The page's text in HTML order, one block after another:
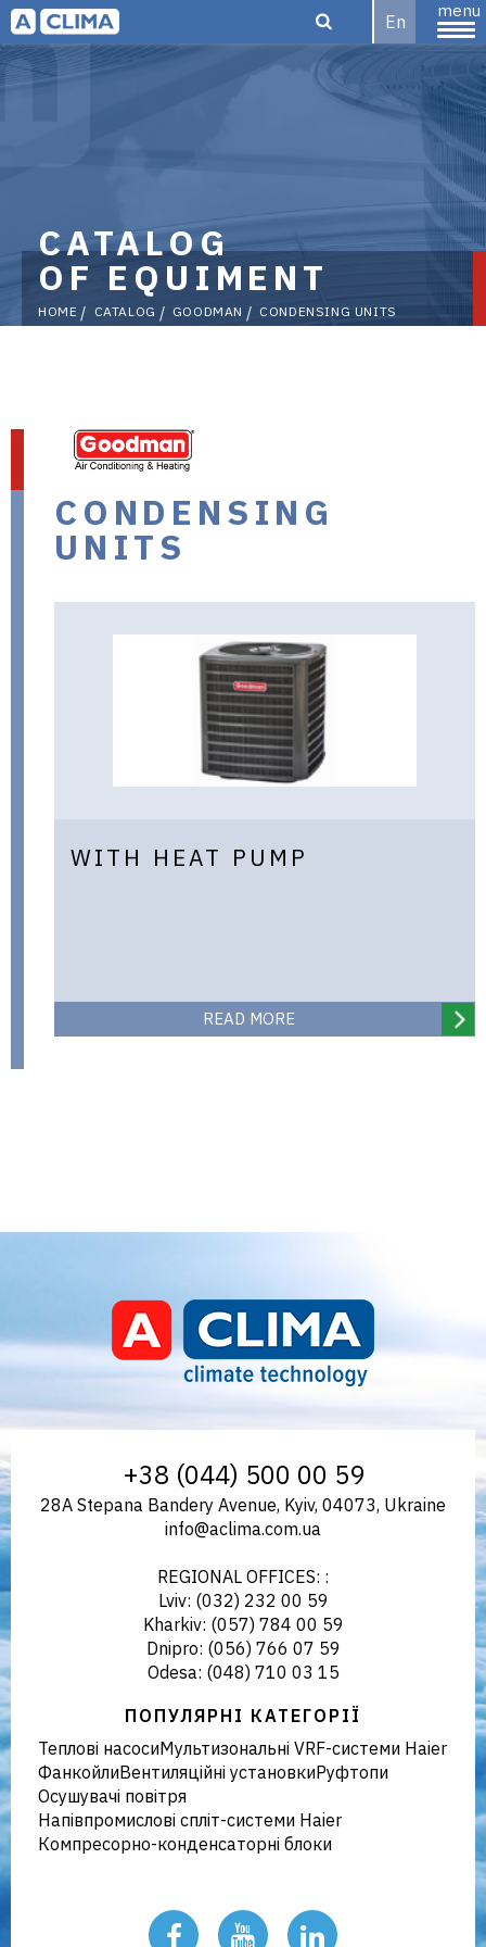
En
menu
CATALOG
OF EQUIMENT
HOME CATALOG GOODMAN CONDENSING UNITS
CONDENSING
UNITS
WITH HEAT PUMP
READ MORE
+38 (044) 500 00 59
28A Stepana Bandery Avenue, Kyiv, 04073, Ukraine
info@aclima.com.ua
REGIONAL OFFICES: :
Lviv: (032) 232 00 59
Kharkiv: (057) 784 00 59
Dnipro: (056) 766 07 59
Odesa: (048) 710 03 15
ПОПУЛЯРНІ КАТЕГОРІЇ
Теплові насосиМультизональні VRF-системи Haier
ФанкойлиВентиляційні установкиРуфтопи
Осушувачі повітря
Напівпромислові спліт-системи Haier
Компресорно-конденсаторні блоки